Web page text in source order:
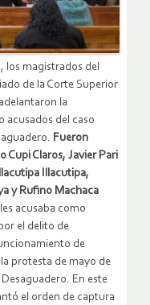
los magistrados del
de la Corte Superior
la
acusados del caso
Fueron
Cupi Claros, Javier Pari
Illacutipa,
y Rufino Machaca
acusaba como
el delito de
de
protesta de mayo de
En este
el orden de captura